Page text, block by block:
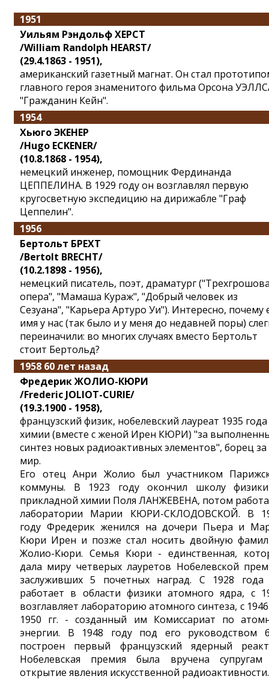
1951
Уильям Рэндольф ХЕРСТ
/William Randolph HEARST/
(29.4.1863 - 1951),
американский газетный магнат. Он стал
главного героя знаменитого фильма Орсона
"Гражданин Кейн".
1954
Хьюго ЭКЕНЕР
/Hugo ECKENER/
(10.8.1868 - 1954),
немецкий инженер, помощник Фердинанда
ЦЕППЕЛИНА. В 1929 году он возглавлял первую
кругосветную экспедицию на дирижабле "Граф
Цеппелин".
1956
Бертольт БРЕХТ
/Bertolt BRECHT/
(10.2.1898 - 1956),
немецкий писатель, поэт, драматург
опера", "Мамаша Кураж", "Добрый человек из
Сезуана", "Карьера Артуро Уи"). Интересно, почему
имя у нас (так было и у меня до недавней поры)
переиначили: во многих случаях вместо Бертольт
стоит Бертольд?
1958 60 лет назад
Фредерик ЖОЛИО-КЮРИ
/Frederic JOLIOT-CURIE/
(19.3.1900 - 1958),
французский физик, нобелевский лауреат 1935
химии (вместе с женой Ирен КЮРИ) "за
синтез новых радиоактивных элементов", борец за
мир.
Его отец Анри Жолио был участником
коммуны. В 1923 году окончил школу
прикладной химии Поля ЛАНЖЕВЕНА, потом
лаборатории Марии КЮРИ-СКЛОДОВСКОЙ. В
году Фредерик женился на дочери Пьера и
Кюри Ирен и позже стал носить двойную
Жолио-Кюри. Семья Кюри - единственная,
дала миру четверых лауретов Нобелевской
заслуживших 5 почетных наград. С 1928
работает в области физики атомного ядра, с
возглавляет лабораторию атомного синтеза, с
1950 гг. - созданный им Комиссариат по
энергии. В 1948 году под его руководством
построен первый французский ядерный
Нобелевская премия была вручена
открытие явления искусственной радиоактивности.